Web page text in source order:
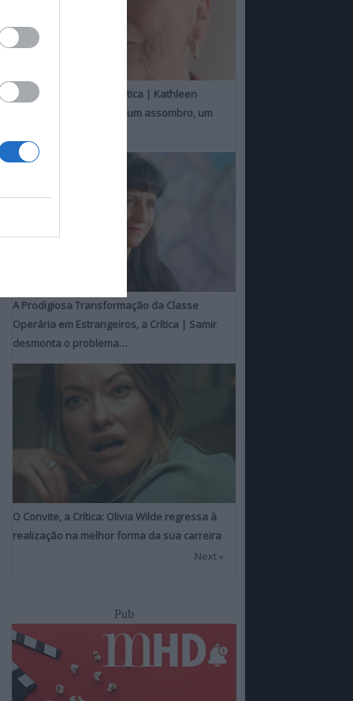
Um Toque Familiar, a Crítica | Kathleen
Chalfant é um espanto, um assombro, um
A Prodigiosa Transformação da Classe
Operária em Estrangeiros, a Crítica | Samir
desmonta o problema…
O Convite, a Crítica: Olivia Wilde regressa à
realização na melhor forma da sua carreira
Next »
Pub